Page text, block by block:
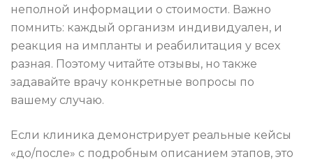
неполной информации о стоимости. Важно
помнить: каждый организм индивидуален, и
реакция на импланты и реабилитация у всех
разная. Поэтому читайте отзывы, но также
задавайте врачу конкретные вопросы по
вашему случаю.
Если клиника демонстрирует реальные кейсы
«до/после» с подробным описанием этапов, это